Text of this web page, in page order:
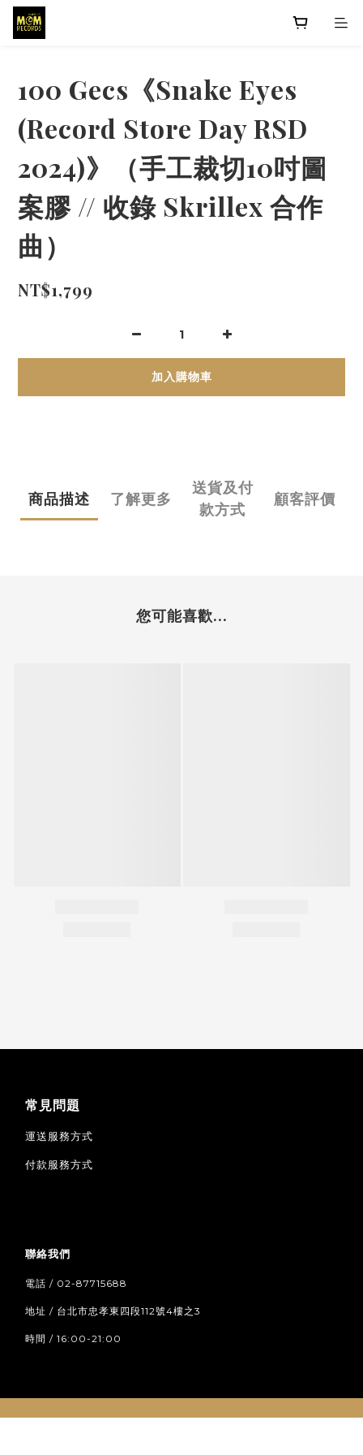
100 Gecs《Snake Eyes
(Record Store Day RSD
2024)》（手工裁切10吋圖
案膠 // 收錄 Skrillex 合作
曲）
NT$1,799
加入購物車
商品描述 了解更多
送貨及付
款方式
顧客評價
您可能喜歡...
常見問題
運送服務方式
付款服務方式
聯絡我們
電話 / 02-87715688
地址 / 台北市忠孝東四段112號4樓之3
時間 / 16:00-21:00